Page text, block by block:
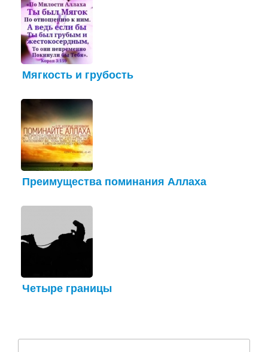
Мягкость и грубость
Преимущества поминания Аллаха
Четыре границы